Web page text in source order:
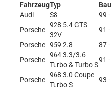
FahrzeugTyp
Audi
S8 99
Porsche
928 5.4 GTS
32V
91
Porsche 959 2.8 87 -
Porsche
964 3.3/3.6
Turbo & Turbo S
91
Porsche
968 3.0 Coupe
Turbo S
93